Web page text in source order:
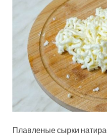
Плавленые сырки